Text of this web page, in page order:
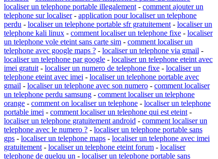
localiser un telephone portable illegalement - comment ajouter un
telephone sur localiser- application pour localiser un telephone
perdu - localiser un telephone portable sfr gratuitement - localiser un
telephone kali linux - comment localiser un telephone fixe - localiser
un telephone vole eteint sans carte sim - comment localiser un
telephone avec google maps ? - localiser un telephone via gmail -
localiser un telephone par google - localiser un telephone eteint avec
imei gratuit - localiser un numero de telephone fixe - localiser un
telephone eteint avec imei - localiser un telephone portable avec
gmail - localiser un telephone avec son numero - comment localiser
un telephone perdu samsung - comment localiser un telephone
orange - comment on localiser un telephone - localiser un telephone
portable imei - comment localiser un telephone qui est eteint -
localiser un telephone gratuitement android - comment localiser un
telephone avec le numero ? - localiser un telephone portable sans
gps - localiser un telephone maps - localiser un telephone avec imei
gratuitement - localiser un telephone eteint forum - localiser
telephone de quelqu un - localiser un telephone portable sans